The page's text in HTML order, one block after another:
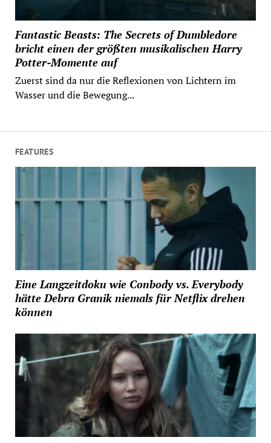
Fantastic Beasts: The Secrets of Dumbledore
bricht einen der größten musikalischen Harry
Potter-Momente auf
Zuerst sind da nur die Reflexionen von Lichtern im
Wasser und die Bewegung...
FEATURES
Eine Langzeitdoku wie Conbody vs. Everybody
hätte Debra Granik niemals für Netflix drehen
können